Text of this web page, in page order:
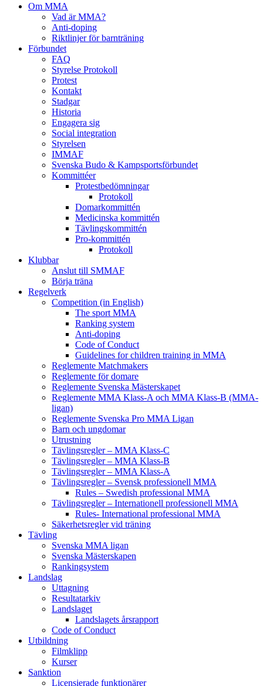
Om MMA
Vad är MMA?
Anti-doping
Riktlinjer för barnträning
Förbundet
FAQ
Styrelse Protokoll
Protest
Kontakt
Stadgar
Historia
Engagera sig
Social integration
Styrelsen
IMMAF
Svenska Budo & Kampsportsförbundet
Kommittéer
Protestbedömningar
Protokoll
Domarkommittén
Medicinska kommittén
Tävlingskommittén
Pro-kommittén
Protokoll
Klubbar
Anslut till SMMAF
Börja träna
Regelverk
Competition (in English)
The sport MMA
Ranking system
Anti-doping
Code of Conduct
Guidelines for children training in MMA
Reglemente Matchmakers
Reglemente för domare
Reglemente Svenska Mästerskapet
Reglemente MMA Klass-A och MMA Klass-B (MMA-
ligan)
Reglemente Svenska Pro MMA Ligan
Barn och ungdomar
Utrustning
Tävlingsregler – MMA Klass-C
Tävlingsregler – MMA Klass-B
Tävlingsregler – MMA Klass-A
Tävlingsregler – Svensk professionell MMA
Rules – Swedish professional MMA
Tävlingsregler – Internationell professionell MMA
Rules- International professional MMA
Säkerhetsregler vid träning
Tävling
Svenska MMA ligan
Svenska Mästerskapen
Rankingsystem
Landslag
Uttagning
Resultatarkiv
Landslaget
Landslagets årsrapport
Code of Conduct
Utbildning
Filmklipp
Kurser
Sanktion
Licensierade funktionärer